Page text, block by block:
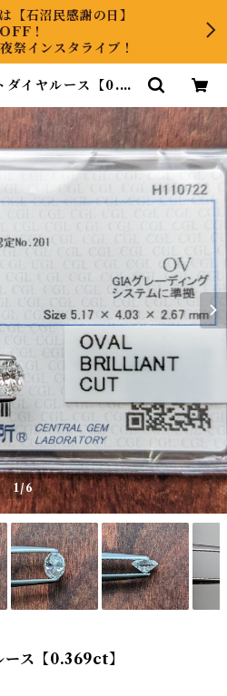
【石沼民感謝の日】
！
祭インスタライブ！
ダイヤルース【0.36
1/6
ス【0.369ct】